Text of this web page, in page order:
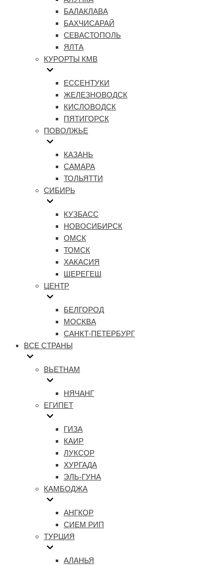
БАЛАКЛАВА
БАХЧИСАРАЙ
СЕВАСТОПОЛЬ
ЯЛТА
КУРОРТЫ КМВ
ЕССЕНТУКИ
ЖЕЛЕЗНОВОДСК
КИСЛОВОДСК
ПЯТИГОРСК
ПОВОЛЖЬЕ
КАЗАНЬ
САМАРА
ТОЛЬЯТТИ
СИБИРЬ
КУЗБАСС
НОВОСИБИРСК
ОМСК
ТОМСК
ХАКАСИЯ
ШЕРЕГЕШ
ЦЕНТР
БЕЛГОРОД
МОСКВА
САНКТ-ПЕТЕРБУРГ
ВСЕ СТРАНЫ
ВЬЕТНАМ
НЯЧАНГ
ЕГИПЕТ
ГИЗА
КАИР
ЛУКСОР
ХУРГАДА
ЭЛЬ-ГУНА
КАМБОДЖА
АНГКОР
СИЕМ РИП
ТУРЦИЯ
АЛАНЬЯ